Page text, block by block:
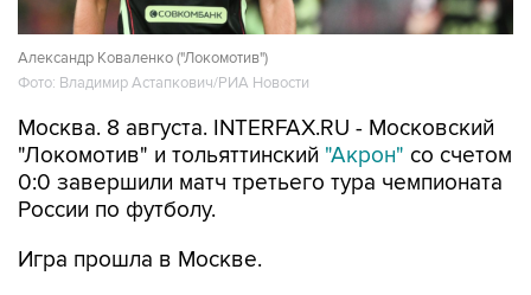
Александр Коваленко ("Локомотив")
Фото: Владимир Астапкович/РИА Новости
Москва. 8 августа. INTERFAX.RU - Московский
"Локомотив" и тольяттинский "Акрон" со счетом
0:0 завершили матч третьего тура чемпионата
России по футболу.
Игра прошла в Москве.